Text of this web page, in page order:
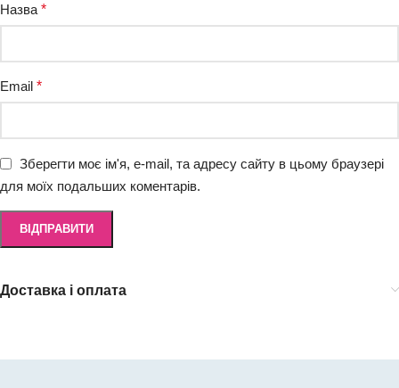
Назва *
Email *
Зберегти моє ім'я, e-mail, та адресу сайту в цьому браузері
для моїх подальших коментарів.
Доставка і оплата